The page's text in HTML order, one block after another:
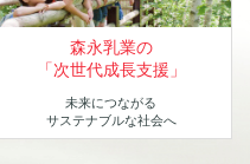
森永乳業の
「次世代成長支援」
未来につながる
サステナブルな社会へ